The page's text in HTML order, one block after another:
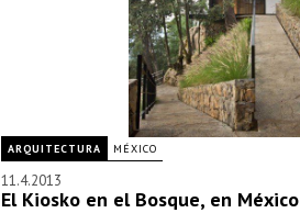
ARQUITECTURA MÉXICO
11.4.2013
El Kiosko en el Bosque, en México